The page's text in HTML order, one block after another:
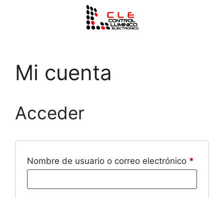
Mi cuenta
Acceder
Nombre de usuario o correo electrónico *